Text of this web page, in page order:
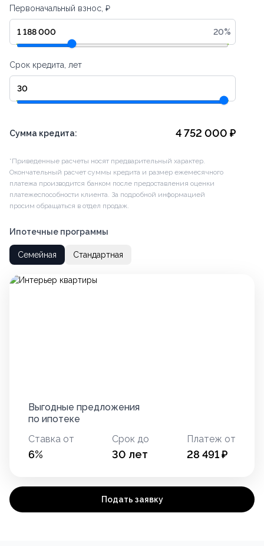
Первоначальный взнос, ₽
20%
Срок кредита, лет
Сумма кредита: 4 752 000 ₽
*Приведенные расчеты носят предварительный характер.
Окончательный расчет суммы кредита и размер ежемесячного
платежа производится банком после предоставления оценки
платежеспособности клиента. За подробной информацией
просим обращаться в отдел продаж.
Ипотечные программы
Семейная Стандартная
Выгодные предложения
по ипотеке
Ставка от
6%
Срок до
30 лет
Платеж от
28 491₽
Подать заявку